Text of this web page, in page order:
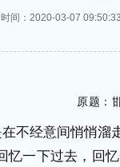
时间：2020-03-07
原题：
经意间悄悄溜
忆一下过去，回